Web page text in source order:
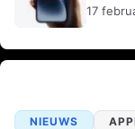
17
NIEUWS